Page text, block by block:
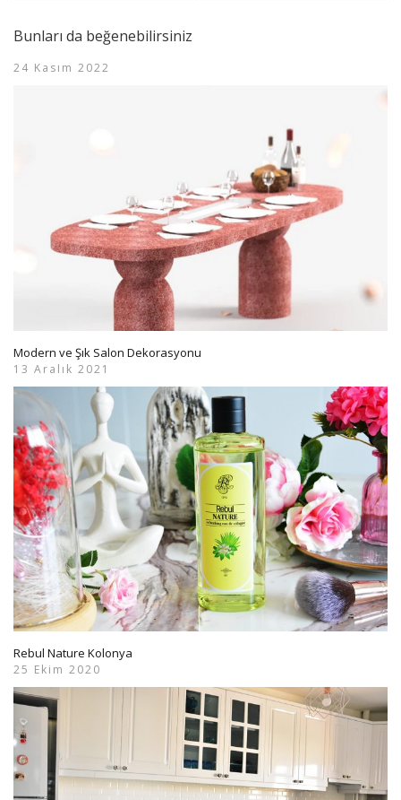
Bunları da beğenebilirsiniz
24 Kasım 2022
Modern ve Şık Salon Dekorasyonu
13 Aralık 2021
Rebul Nature Kolonya
25 Ekim 2020